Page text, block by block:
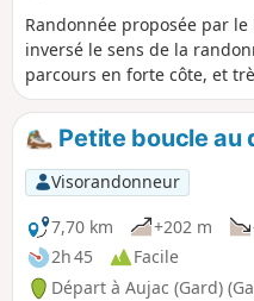
Randonnée proposée par le
inversé le sens de la
parcours en forte côte, et
effectuer en période
tout aménagé (Un câble ne
l'an dernier sans trop de
début juin), j'ai préféré
assez difficile à cause des
Jaune est correct et l'on
Petite boucle au
Visorandonneur
7,70 km
+202 m
2h 45
Facile
Départ à Aujac (Gard)